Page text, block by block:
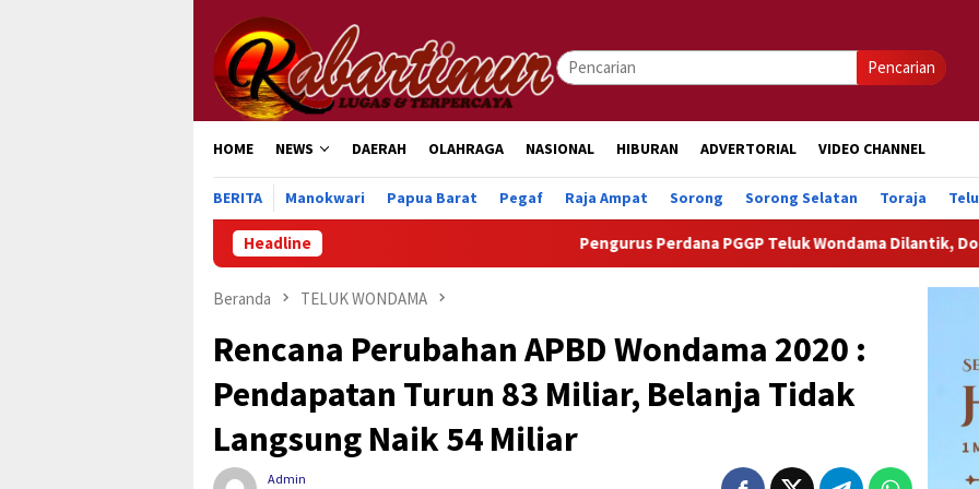
konten
Pencarian
HOME NEWS DAERAH OLAHRAGA NASIONAL HIBURAN ADVERTORIAL VIDEO CHANNEL
BERITA Manokwari Papua Barat Pegaf Raja Ampat Sorong Sorong Selatan Toraja
Headline Pengurus Perdana PGGP Teluk Wondama Dilantik, Dorong Perhatian
Beranda TELUK WONDAMA
Rencana Perubahan APBD Wondama 2020 :
Pendapatan Turun 83 Miliar, Belanja Tidak
Langsung Naik 54 Miliar
Admin